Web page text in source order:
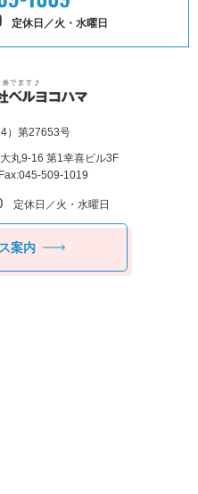
定休日／火・水曜日
）第27653号
丸9-16 第1幸喜ビル3F
509-1019
定休日／火・水曜日
案内